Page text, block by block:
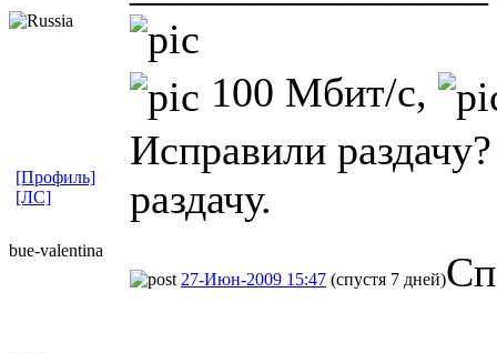
100 Мбит/с,
Исправили
раздачу.
[Профиль]
[ЛС]
bue-valentin​a
27-Июн-2009 15:47 (спустя 7 дней)